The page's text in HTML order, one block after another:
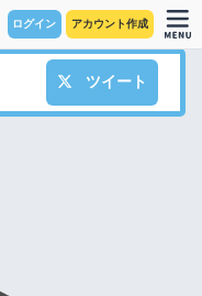
ログイン アカウント作成
ツイート